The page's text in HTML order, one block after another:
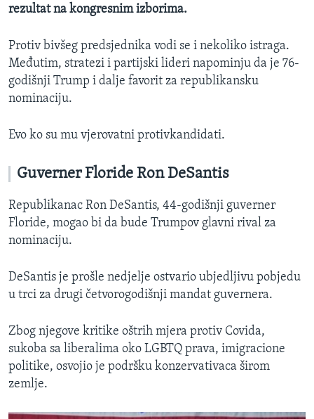
rezultat na kongresnim izborima.
Protiv bivšeg predsjednika vodi se i nekoliko istraga.
Međutim, stratezi i partijski lideri napominju da je 76-
godišnji Trump i dalje favorit za republikansku
nominaciju.
Evo ko su mu vjerovatni protivkandidati.
Guverner Floride Ron DeSantis
Republikanac Ron DeSantis, 44-godišnji guverner
Floride, mogao bi da bude Trumpov glavni rival za
nominaciju.
DeSantis je prošle nedjelje ostvario ubjedljivu pobjedu
u trci za drugi četvorogodišnji mandat guvernera.
Zbog njegove kritike oštrih mjera protiv Covida,
sukoba sa liberalima oko LGBTQ prava, imigracione
politike, osvojio je podršku konzervativaca širom
zemlje.